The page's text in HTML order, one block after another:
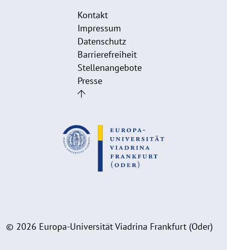
Kontakt
Impressum
Datenschutz
Barrierefreiheit
Stellenangebote
Presse
© 2026 Europa-Universität Viadrina Frankfurt (Oder)